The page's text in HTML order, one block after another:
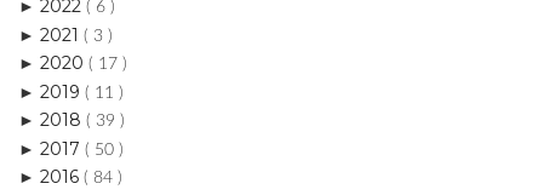
► 2019 ( 11 )
► 2018( 39 )
► 2017 ( 50 )
► 2016 ( 84 )
▼ 2015 ( 159 )
►décembre
►novembre